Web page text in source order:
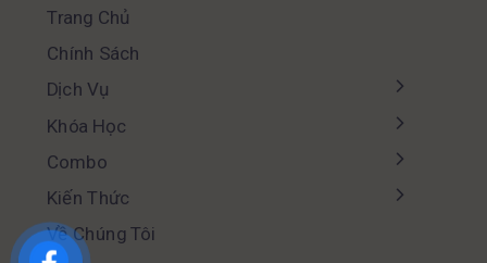
Trang Chủ
Chính Sách
Dịch Vụ
Khóa Học
Combo
Kiến Thức
Về Chúng Tôi